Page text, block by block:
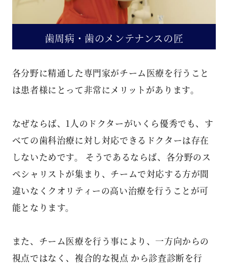
歯周病・歯のメンテナンスの匠
各分野に精通した専門家がチーム医療を行うこと
は患者様にとって非常にメリットがあります。
なぜならば、1人のドクターがいくら優秀でも、す
べての歯科治療に対し対応できるドクターは存在
しないためです。 そうであるならば、各分野のス
ペシャリストが集まり、チームで対応する方が間
違いなくクオリティーの高い治療を行うことが可
能となります。
また、チーム医療を行う事により、一方向からの
視点ではなく、複合的な視点 から診査診断を行